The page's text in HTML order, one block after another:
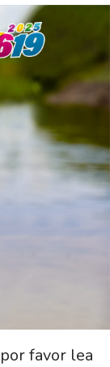
favor lea